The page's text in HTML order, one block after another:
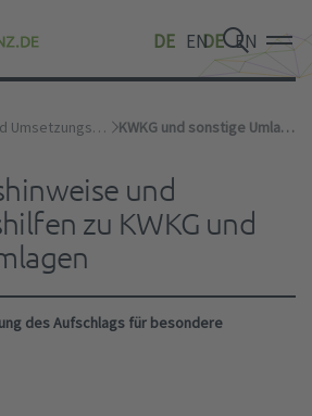
DE EN
DE EN
DE EN
Abwicklungshinweise und Umsetzungshilfen KWKG und sonstige Umlagen
und
zu KWKG und
des Aufschlags für besondere